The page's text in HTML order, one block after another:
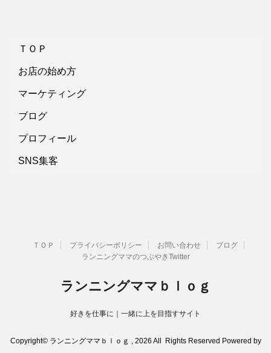
ＴＯＰ
お店の始め方
マーケティング
ブログ
プロフィール
SNS集客
ＴＯＰ プライバシーポリシー お問い合わせ
ブログ
ランニングママのつぶやきTwitter
ランニングママｂｌｏｇ
好きを仕事に｜一緒に上を目指すサイト
Copyright© ランニングママｂｌｏｇ , 2026 All Rights Reserved Powered by